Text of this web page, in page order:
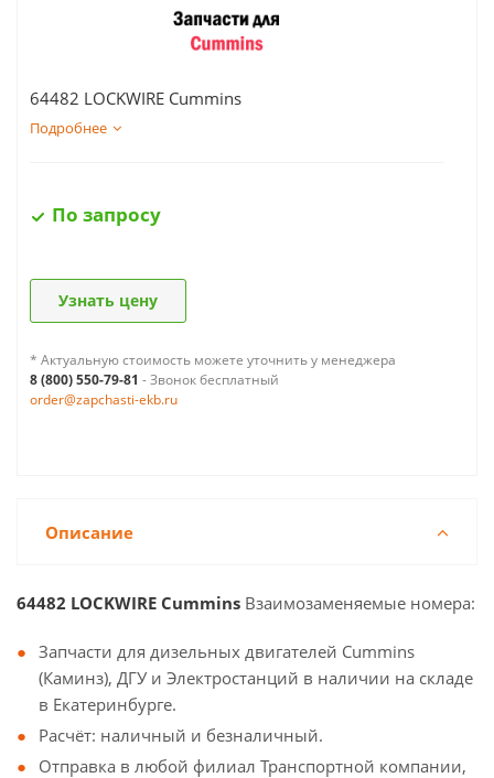
64482 LOCKWIRE Cummins
Подробнее
По запросу
Узнать цену
* Актуальную стоимость можете уточнить у менеджера
8 (800) 550-79-81 - Звонок бесплатный
order@zapchasti-ekb.ru
Описание
64482 LOCKWIRE Cummins Взаимозаменяемые номера:
Запчасти для дизельных двигателей Cummins
(Каминз), ДГУ и Электростанций в наличии на складе
в Екатеринбурге.
Расчёт: наличный и безналичный.
Отправка в любой филиал Транспортной компании,